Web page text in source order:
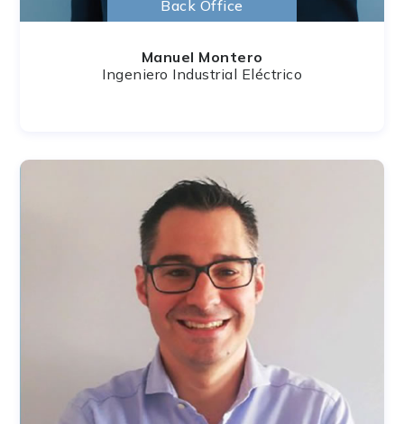
Back Office
Manuel Montero
Ingeniero Industrial Eléctrico